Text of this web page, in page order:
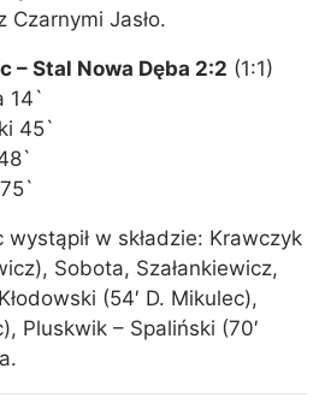
Jasło.
– Stal Nowa Dęba 2:2 (1:1)
14`
45`
w składzie: Krawczyk
Sobota, Szałankiewicz,
(54′ D. Mikulec),
Pluskwik – Spaliński (70′